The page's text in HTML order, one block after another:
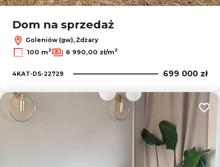
Dom na sprzedaż
Goleniów (gw), Żdżary
100 m2 6 990,00 zł/m2
4KAT-DS-22729 699 000 zł